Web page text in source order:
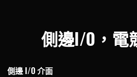
側邊I/O，電
側邊 I/O 介面